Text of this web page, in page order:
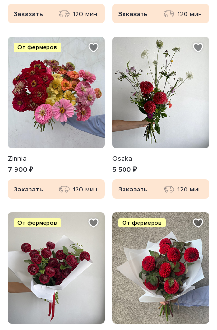
Заказать 120 мин. Заказать 120 мин.
От фермеров
Zinnia
7 900 ₽
Заказать 120 мин.
Osaka
5 500 ₽
Заказать 120 мин.
От фермеров От фермеров